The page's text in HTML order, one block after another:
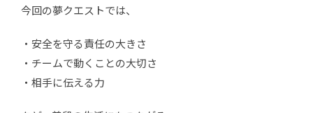
今回の夢クエストでは、
・安全を守る責任の大きさ
・チームで動くことの大切さ
・相手に伝える力